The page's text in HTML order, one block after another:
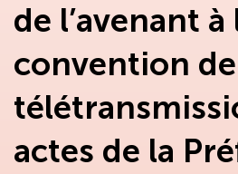
de l’avenant à
convention de
actes de la